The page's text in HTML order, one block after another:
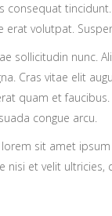
erat volutpat.
sollicitudin nunc.
Cras vitae elit
quam et
congue arcu.
sit amet
et velit